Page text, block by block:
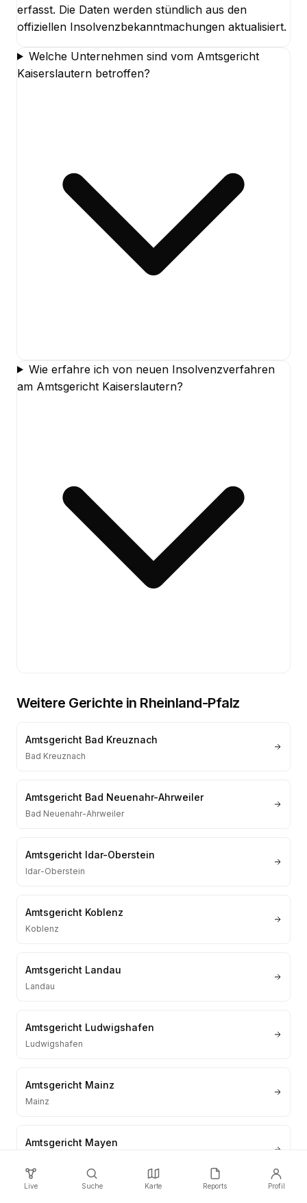
erfasst. Die Daten werden stündlich aus den
offiziellen Insolvenzbekanntmachungen aktualisiert.
Welche Unternehmen sind vom Amtsgericht
Kaiserslautern betroffen?
Wie erfahre ich von neuen Insolvenzverfahren
am Amtsgericht Kaiserslautern?
Weitere Gerichte in Rheinland-Pfalz
Amtsgericht Bad Kreuznach
Bad Kreuznach
Amtsgericht Bad Neuenahr-Ahrweiler
Bad Neuenahr-Ahrweiler
Amtsgericht Idar-Oberstein
Idar-Oberstein
Amtsgericht Koblenz
Koblenz
Amtsgericht Landau
Landau
Amtsgericht Ludwigshafen
Ludwigshafen
Amtsgericht Mainz
Mainz
Amtsgericht Mayen
Live Suche Karte Reports Profil